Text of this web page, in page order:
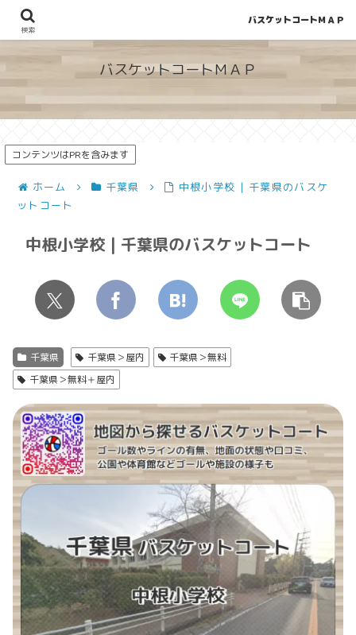
地図から探せる！穴場が見つかるバスケットコート情報
バスケットコートＭＡＰ
コンテンツはPRを含みます
ホーム 千葉県
中根小学校 | 千葉県のバスケ
ットコート
中根小学校 | 千葉県のバスケットコート
千葉県 千葉県＞屋内
千葉県＞無料
千葉県＞無料＋屋内
検索
バスケットコートＭＡＰ